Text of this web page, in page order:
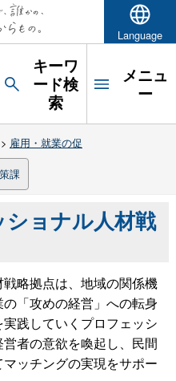
Language
キーワ
ード検
索
メニュ
ー
> 雇用・就業の促
課
ョナル人材戦
略拠点は、地域の関係機
「攻めの経営」への転身
践していくプロフェッシ
者の意欲を喚起し、民間
ッチングの実現をサポー